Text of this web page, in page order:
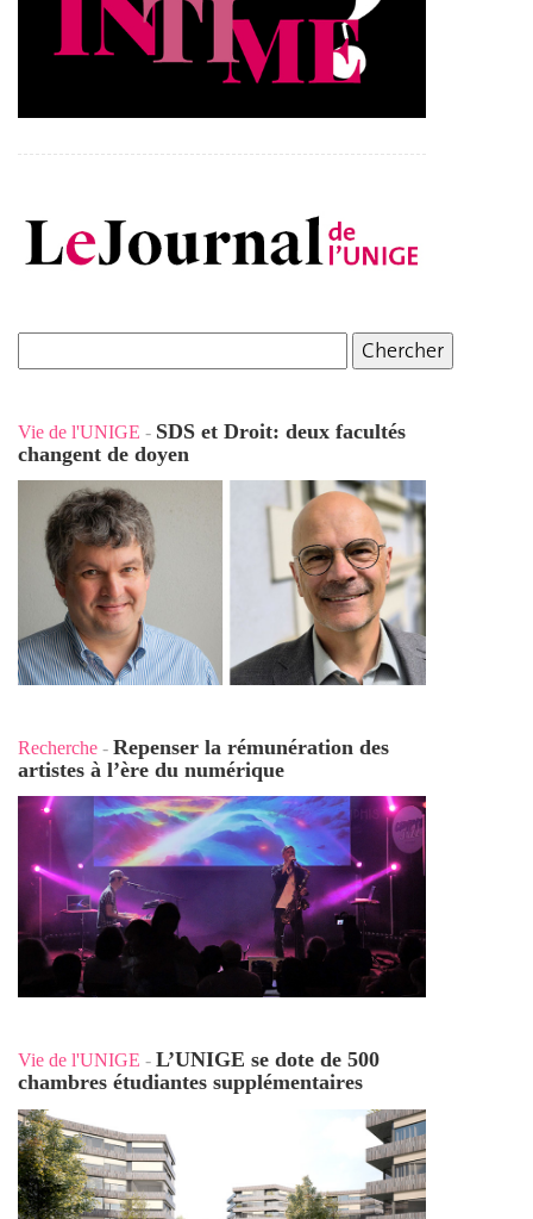
Vie de l'UNIGE - SDS et Droit: deux facultés
changent de doyen
Recherche - Repenser la rémunération des
artistes à l’ère du numérique
Vie de l'UNIGE - L’UNIGE se dote de 500
chambres étudiantes supplémentaires